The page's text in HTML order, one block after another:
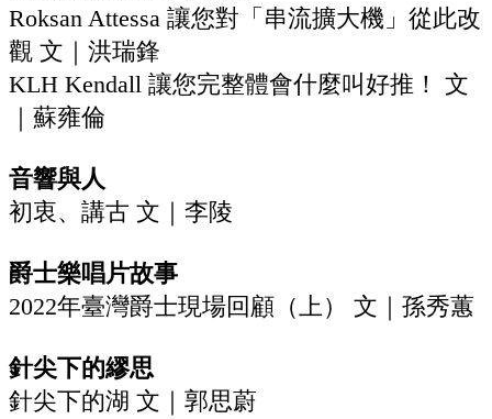
Roksan Attessa 讓您對「串流擴大機」從此改
觀 文｜洪瑞鋒
KLH Kendall 讓您完整體會什麼叫好推！ 文
｜蘇雍倫
音響與人
初衷、講古 文｜李陵
爵士樂唱片故事
2022年臺灣爵士現場回顧（上） 文｜孫秀蕙
針尖下的繆思
針尖下的湖 文｜郭思蔚